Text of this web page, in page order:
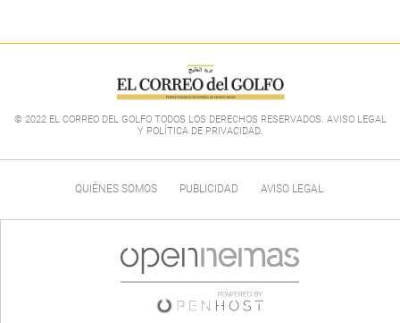
© 2022 EL CORREO DEL GOLFO TODOS LOS DERECHOS RESERVADOS. AVISO LEGAL
Y POLÍTICA DE PRIVACIDAD.
QUIÉNES SOMOS PUBLICIDAD AVISO LEGAL